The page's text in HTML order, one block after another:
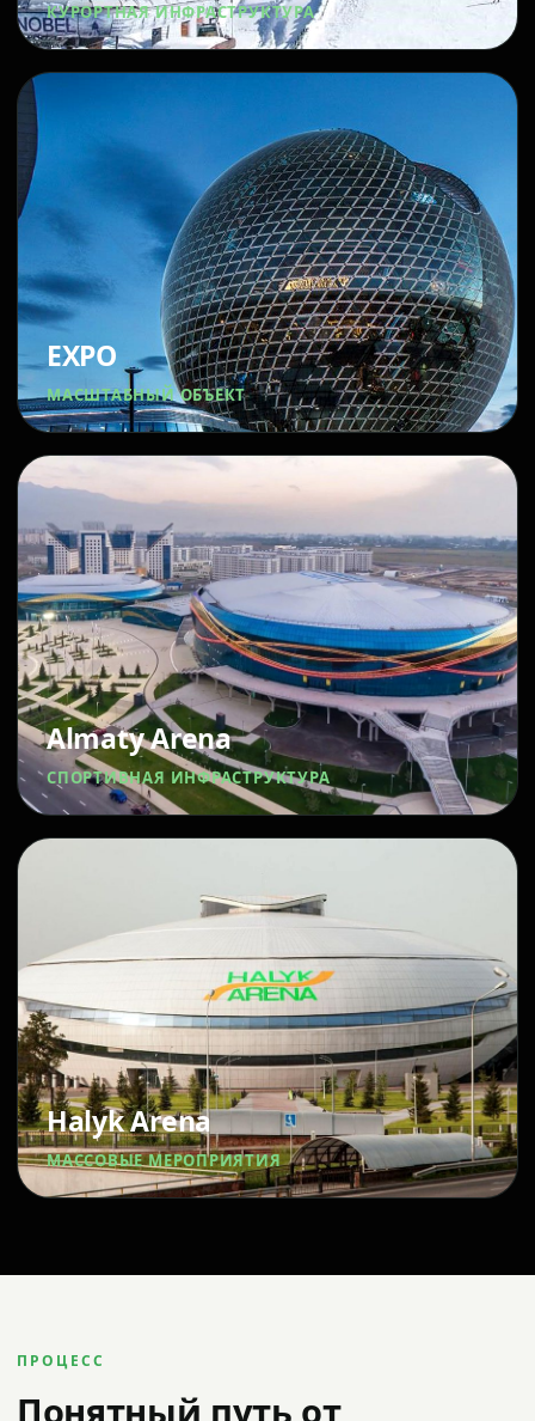
КУРОРТНАЯ ИНФРАСТРУКТУРА
EXPO
МАСШТАБНЫЙ ОБЪЕКТ
Almaty Arena
СПОРТИВНАЯ ИНФРАСТРУКТУРА
Halyk Arena
МАССОВЫЕ МЕРОПРИЯТИЯ
ПРОЦЕСС
Понятный путь от